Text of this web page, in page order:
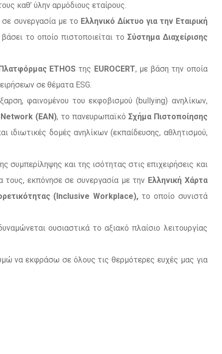
καθ’ ύλην αρμόδιους εταίρους.
συνεργασία με το Ελληνικό Δίκτυο για την Εταιρική
το οποίο πιστοποιείται το Σύστημα Διαχείρισης
ETHOS της EUROCERT, με βάση την οποία
σε θέματα ESG.
φαινομένου του εκφοβισμού (bullying) ανηλίκων,
(EAN), το πανευρωπαϊκό Σχήμα Πιστοποίησης
ιδιωτικές δομές ανηλίκων (εκπαίδευσης, αθλητισμού,
συμπερίληψης και της ισότητας στις επιχειρήσεις και
τους, εκπόνησε σε συνεργασία με την Ελληνική Χάρτα
(Inclusive Workplace),το οποίο συνιστά
ουσιαστικά το αξιακό πλαίσιο λειτουργίας
να εκφράσω σε όλους τις θερμότερες ευχές μας για